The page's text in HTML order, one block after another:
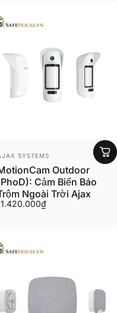
bán:
SYSTEMS
Outdoor
Cảm Biến Báo
Ngoài Trời Ajax